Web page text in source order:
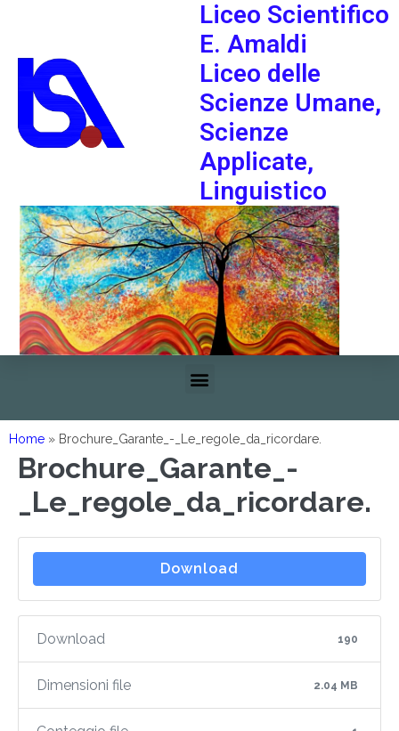
Liceo Scientifico
E. Amaldi
Liceo delle
Scienze Umane,
Scienze
Applicate,
Linguistico
Home » Brochure_Garante_-_Le_regole_da_ricordare.
Brochure_Garante_-
_Le_regole_da_ricordare.
Download
Download 190
Dimensioni file 2.04 MB